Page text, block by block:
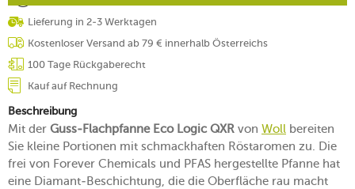
Lieferung in 2-3 Werktagen
Kostenloser Versand ab 79 € innerhalb Österreichs
100 Tage Rückgaberecht
Kauf auf Rechnung
Beschreibung
Mit der Guss-Flachpfanne Eco Logic QXR von Woll bereiten
Sie kleine Portionen mit schmackhaften Röstaromen zu. Die
frei von Forever Chemicals und PFAS hergestellte Pfanne hat
eine Diamant-Beschichtung, die die Oberfläche rau macht